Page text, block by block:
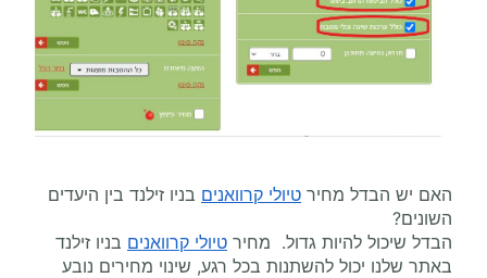
האם יש הבדל מחיר טיולי קרוואנים בניו זילנד בין היעדים
השונים?
הבדל שיכול להיות גדול. מחיר טיולי קרוואנים בניו זילנד
באתר שלנו יכול להשתנות בכל רגע, שינוי מחירים נובע